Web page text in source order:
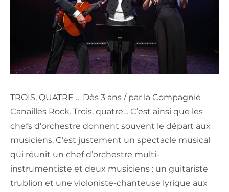
TROIS, QUATRE … Dès 3 ans / par la Compagnie
Canailles Rock. Trois, quatre… C’est ainsi que les
chefs d’orchestre donnent souvent le départ aux
musiciens. C’est justement un spectacle musical
qui réunit un chef d’orchestre multi-
instrumentiste et deux musiciens : un guitariste
trublion et une violoniste-chanteuse lyrique aux